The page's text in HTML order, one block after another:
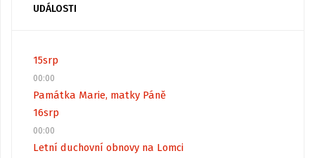
UDÁLOSTI
15srp
00:00
Památka Marie, matky Páně
16srp
00:00
Letní duchovní obnovy na Lomci